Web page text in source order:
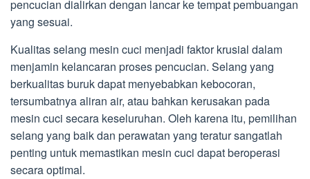
pencucian dialirkan dengan lancar ke tempat pembuangan
yang sesuai.
Kualitas selang mesin cuci menjadi faktor krusial dalam
menjamin kelancaran proses pencucian. Selang yang
berkualitas buruk dapat menyebabkan kebocoran,
tersumbatnya aliran air, atau bahkan kerusakan pada
mesin cuci secara keseluruhan. Oleh karena itu, pemilihan
selang yang baik dan perawatan yang teratur sangatlah
penting untuk memastikan mesin cuci dapat beroperasi
secara optimal.